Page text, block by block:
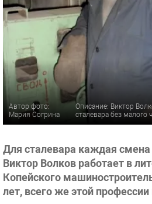
Автор фото:
Мария Согрина
Описание: Виктор
сталевара без малого
Для сталевара каждая смена
Виктор Волков работает в
Копейского
лет, всего же этой профессии